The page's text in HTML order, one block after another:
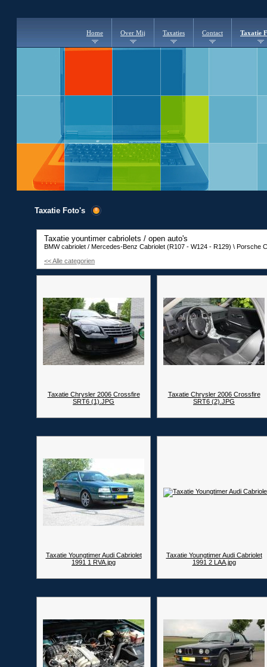
Home Over Mij Taxaties Contact Taxatie
Taxatie Foto's
Taxatie yountimer cabriolets / open auto's
BMW cabriolet / Mercedes-Benz Cabriolet (R107 - W124 - R129) \ Porsche
<< Alle categorien
Taxatie Chrysler 2006 Crossfire
SRT6 (1).JPG
Taxatie Chrysler 2006 Crossfire
SRT6 (2).JPG
Taxatie Youngtimer Audi Cabriolet
1991 1 RVA.jpg
Taxatie Youngtimer Audi Cabriolet
1991 2 LAA.jpg